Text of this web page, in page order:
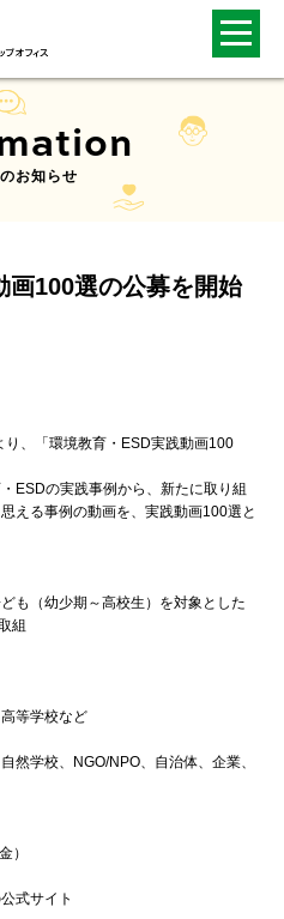
お知らせ
画100選の公募を開始
、「環境教育・ESD実践動画100
ESDの実践事例から、新たに取り組
える事例の動画を、実践動画100選と
も（幼少期～高校生）を対象とした
組
等学校など
然学校、NGO/NPO、自治体、企業、
）
式サイト